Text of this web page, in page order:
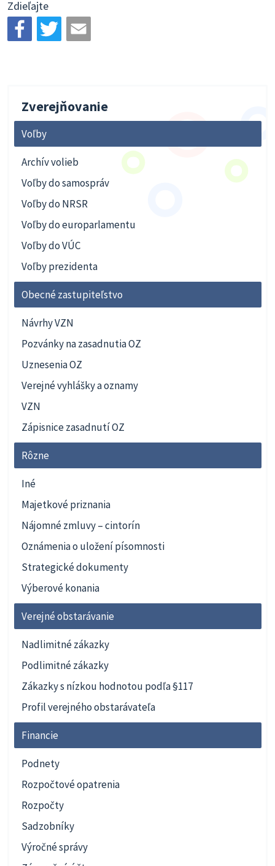
Zdieľajte
Zverejňovanie
Voľby
Archív volieb
Voľby do samospráv
Voľby do NRSR
Voľby do europarlamentu
Voľby do VÚC
Voľby prezidenta
Obecné zastupiteľstvo
Návrhy VZN
Pozvánky na zasadnutia OZ
Uznesenia OZ
Verejné vyhlášky a oznamy
VZN
Zápisnice zasadnutí OZ
Rôzne
Iné
Majetkové priznania
Nájomné zmluvy – cintorín
Oznámenia o uložení písomnosti
Strategické dokumenty
Výberové konania
Verejné obstarávanie
Nadlimitné zákazky
Podlimitné zákazky
Zákazky s nízkou hodnotou podľa §117
Profil verejného obstarávateľa
Financie
Podnety
Rozpočtové opatrenia
Rozpočty
Sadzobníky
Výročné správy